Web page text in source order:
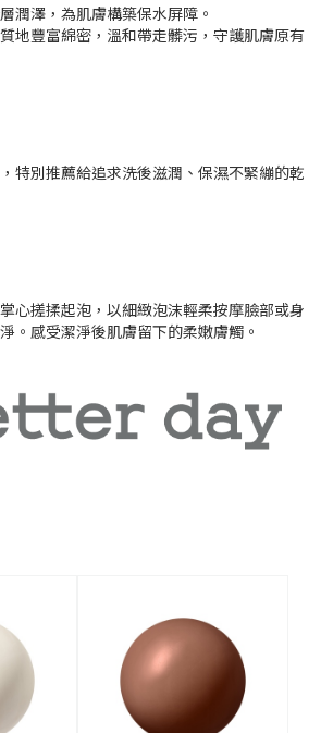
層潤澤，為肌膚構築保水屏障。
質地豐富綿密，溫和帶走髒污，守護肌膚原有
特別推薦給追求洗後滋潤、保濕不緊繃的乾
心搓揉起泡，以細緻泡沫輕柔按摩臉部或身
。感受潔淨後肌膚留下的柔嫩膚觸。